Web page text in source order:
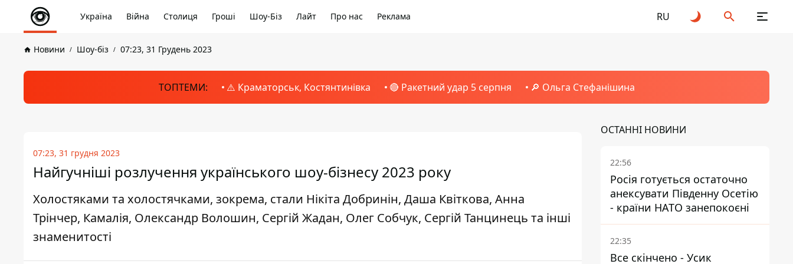
Україна Війна Столиця Гроші Шоу-Біз Лайт Про нас Реклама RU
Новини Шоу-біз 07:23, 31 Грудень 2023
ТОПТЕМИ: ⚠️ Краматорськ, Костянтинівка 🔴 Ракетний удар 5 серпня 🔎 Ольга Стефанішина
07:23, 31 грудня 2023
Найгучніші розлучення українського шоу-бізнесу 2023 року
Холостяками та холостячками, зокрема, стали Нікіта Добринін, Даша Квіткова, Анна
Трінчер, Камалія, Олександр Волошин, Сергій Жадан, Олег Собчук, Сергій Танцинець та інші
знаменитості
ОСТАННІ НОВИНИ
22:56
Росія готується остаточно
анексувати Південну Осетію
- країни НАТО занепокоєні
22:35
Все скінчено - Усик